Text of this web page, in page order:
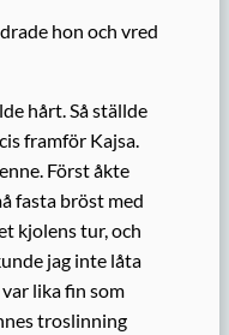
hon och vred
hårt. Så ställde
framför Kajsa.
Först åkte
fasta bröst med
kjolens tur, och
jag inte låta
lika fin som
troslinning